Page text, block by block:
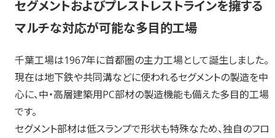
セグメントおよびプレストレストラインを擁する
マルチな対応が可能な多目的工場
千葉工場は1967年に首都圏の主力工場として誕生しました。
現在は地下鉄や共同溝などに使われるセグメントの製造を中
心に、中・高層建築用PC部材の製造機能も備えた多目的工場
です。
セグメント部材は低スランプで形状も特殊なため、独自のフロ